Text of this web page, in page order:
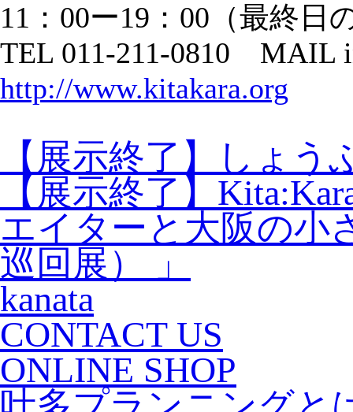
11：00ー19：00（最終日
TEL 011-211-0810 MAIL
http://www.kitakara.org
【展示終了】しょう
【展示終了】
エイターと大阪の小
巡回展） 」
kanata
CONTACT US
ONLINE SHOP